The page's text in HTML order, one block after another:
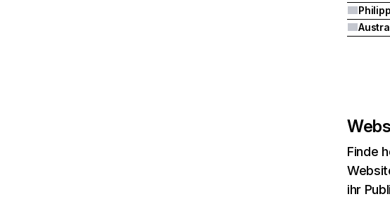
Finde
ihr